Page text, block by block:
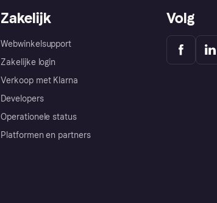
Zakelijk
Webwinkelsupport
Zakelijke login
Verkoop met Klarna
Developers
Operationele status
Platformen en partners
Volg